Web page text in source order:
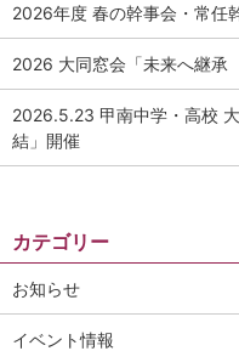
2026年度 春の幹事会・常任
2026 大同窓会「未来へ継承
2026.5.23 甲南中学・高校
結」開催
カテゴリー
お知らせ
イベント情報